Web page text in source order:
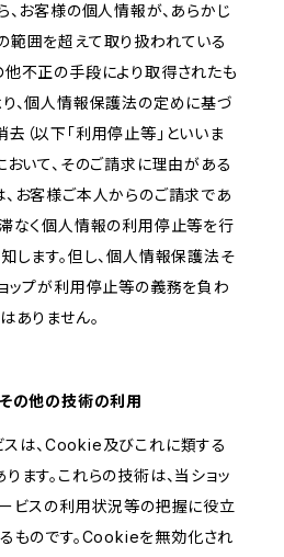
、お客様の個人情報が、あらかじ
範囲を超えて取り扱われている
不正の手段により取得されたも
、個人情報保護法の定めに基づ
（以下「利用停止等」といいま
おいて、そのご請求に理由がある
お客様ご本人からのご請求であ
なく個人情報の利用停止等を行
します。但し、個人情報保護法そ
ップが利用停止等の義務を負わ
ありません。
の他の技術の利用
スは、Cookie及びこれに類する
ます。これらの技術は、当ショッ
ビスの利用状況等の把握に役立
ものです。Cookieを無効化され